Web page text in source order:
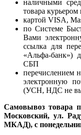
наличными
товара
картой VISA,
по Системе
Вами
ссылка для
«Альфа-банк»)
СБП
перечислением
электронную
(УСН, НДС не
Самовывоз товара
Московский, ул.
МКАД), с